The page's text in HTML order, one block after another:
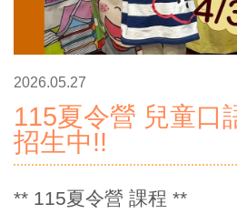
2026.05.27
115夏令營 兒童口
招生中!!
** 115夏令營 課程 **